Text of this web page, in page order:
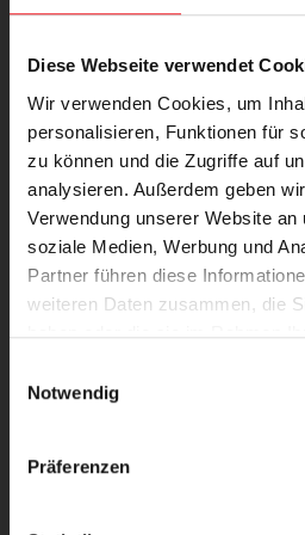
Diese Webseite verwendet
Wir verwenden Cookies, um
personalisieren, Funktionen für
zu können und die Zugriffe auf
analysieren. Außerdem geben
Verwendung unserer Website
soziale Medien, Werbung und
Partner führen diese
weiteren Daten zusammen, die
haben oder die sie im Rahmen
Notwendig
Präferenzen
Markisen-
Ihre perfekte Markise!
Passen Sie Ihre Markise
ganz nach Ihren
aus der aktuellen
Stoffen und Farben sowie
Rollos.
Sie erhalten sofort Ihr